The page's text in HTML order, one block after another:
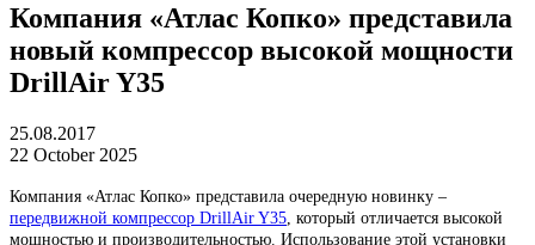
Компания «Атлас Копко» представила
новый компрессор высокой мощности
DrillAir Y35
25.08.2017
22 October 2025
Компания «Атлас Копко» представила очередную новинку –
передвижной компрессор DrillAir Y35 , который отличается высокой
мощностью и производительностью. Использование этой установки